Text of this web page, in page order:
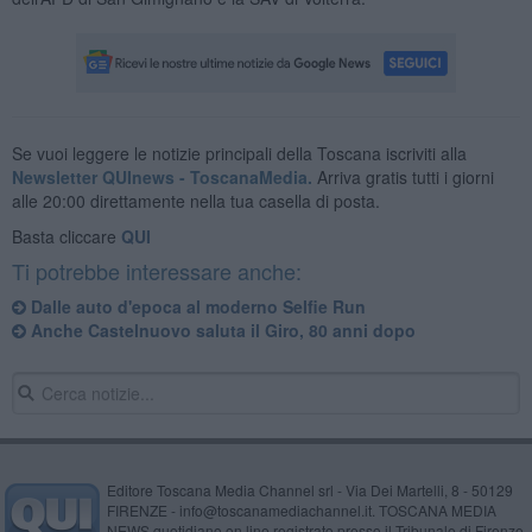
Se vuoi leggere le notizie principali della Toscana iscriviti alla
Newsletter QUInews - ToscanaMedia. Arriva gratis tutti i giorni
alle 20:00 direttamente nella tua casella di posta.
Basta cliccare QUI
Ti potrebbe interessare anche:
Dalle auto d'epoca al moderno Selfie Run
Anche Castelnuovo saluta il Giro, 80 anni dopo
Editore Toscana Media Channel srl - Via Dei Martelli, 8 - 50129
FIRENZE - info@toscanamediachannel.it. TOSCANA MEDIA